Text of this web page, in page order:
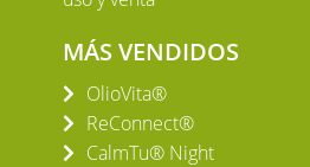
MÁS VENDIDOS
OlioVita®
ReConnect®
CalmTu® Night